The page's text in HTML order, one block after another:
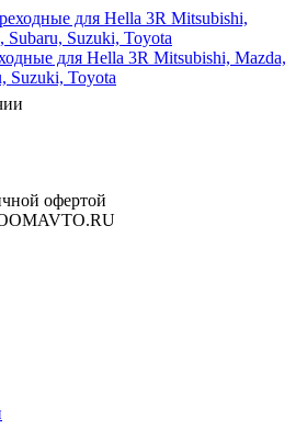
для Hella 3R Mitsubishi, Mazda,
Suzuki, Toyota
офертой